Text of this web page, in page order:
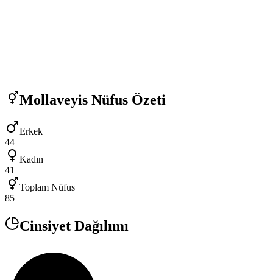
Mollaveyis Nüfus Özeti
Erkek
44
Kadın
41
Toplam Nüfus
85
Cinsiyet Dağılımı